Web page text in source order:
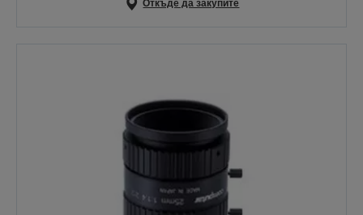
Откъде да закупите